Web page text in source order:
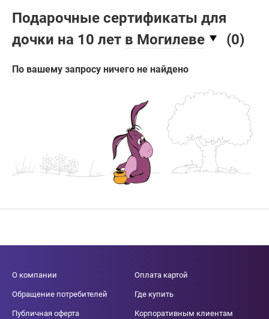
Подарочные сертификаты для
дочки на 10 лет в Могилеве (0)
По вашему запросу ничего не найдено
О компании
Обращение потребителей
Публичная оферта
Оплата картой
Где купить
Корпоративным клиентам